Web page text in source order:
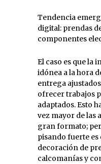
Tendencia
digital: prendas
componentes
El caso es que la
idónea a la hora
entrega
ofrecer trabajos
adaptados. Esto
vez mayor de las
gran formato;
pisando fuerte
decoración de
calcomanías y